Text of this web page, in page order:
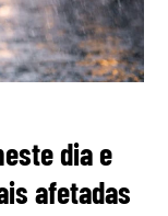
dia e
afetadas